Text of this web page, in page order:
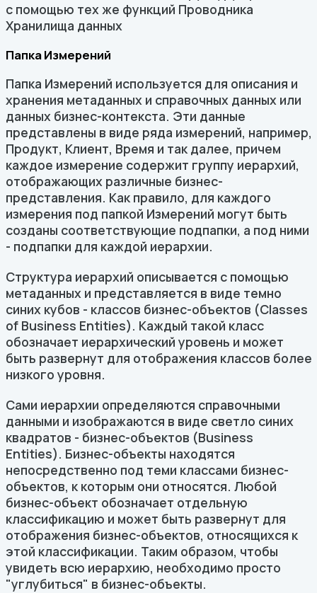
с помощью тех же функций Проводника
Хранилища данных
Папка Измерений
Папка Измерений используется для описания и
хранения метаданных и справочных данных или
данных бизнес-контекста. Эти данные
представлены в виде ряда измерений, например,
Продукт, Клиент, Время и так далее, причем
каждое измерение содержит группу иерархий,
отображающих различные бизнес-
представления. Как правило, для каждого
измерения под папкой Измерений могут быть
созданы соответствующие подпапки, а под ними
- подпапки для каждой иерархии.
Структура иерархий описывается с помощью
метаданных и представляется в виде темно
синих кубов - классов бизнес-объектов (Classes
of Business Entities). Каждый такой класс
обозначает иерархический уровень и может
быть развернут для отображения классов более
низкого уровня.
Сами иерархии определяются справочными
данными и изображаются в виде светло синих
квадратов - бизнес-объектов (Business
Entities). Бизнес-объекты находятся
непосредственно под теми классами бизнес-
объектов, к которым они относятся. Любой
бизнес-объект обозначает отдельную
классификацию и может быть развернут для
отображения бизнес-объектов, относящихся к
этой классификации. Таким образом, чтобы
увидеть всю иерархию, необходимо просто
"углубиться" в бизнес-объекты.